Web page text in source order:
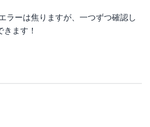
ラーは焦りますが、一つずつ確認し
ます！